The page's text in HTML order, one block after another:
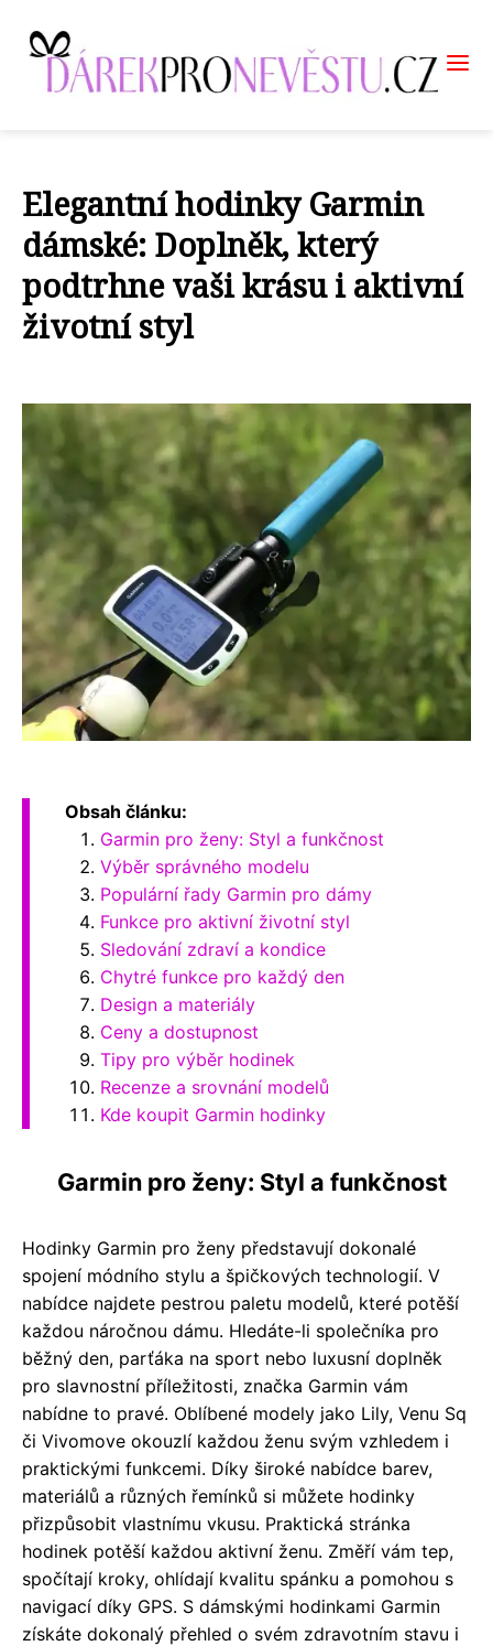
Elegantní hodinky Garmin
dámské: Doplněk, který
podtrhne vaši krásu i aktivní
životní styl
Obsah článku:
Garmin pro ženy: Styl a funkčnost
Výběr správného modelu
Populární řady Garmin pro dámy
Funkce pro aktivní životní styl
Sledování zdraví a kondice
Chytré funkce pro každý den
Design a materiály
Ceny a dostupnost
Tipy pro výběr hodinek
Recenze a srovnání modelů
Kde koupit Garmin hodinky
Garmin pro ženy: Styl a funkčnost
Hodinky Garmin pro ženy představují dokonalé
spojení módního stylu a špičkových technologií. V
nabídce najdete pestrou paletu modelů, které potěší
každou náročnou dámu. Hledáte-li společníka pro
běžný den, parťáka na sport nebo luxusní doplněk
pro slavnostní příležitosti, značka Garmin vám
nabídne to pravé. Oblíbené modely jako Lily, Venu Sq
či Vivomove okouzlí každou ženu svým vzhledem i
praktickými funkcemi. Díky široké nabídce barev,
materiálů a různých řemínků si můžete hodinky
přizpůsobit vlastnímu vkusu. Praktická stránka
hodinek potěší každou aktivní ženu. Změří vám tep,
spočítají kroky, ohlídají kvalitu spánku a pomohou s
navigací díky GPS. S dámskými hodinkami Garmin
získáte dokonalý přehled o svém zdravotním stavu i